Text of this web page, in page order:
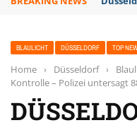
BLAULICHT DÜSSELDORF TOP
Home › Düsseldorf ›
Kontrolle – Polizei untersagt